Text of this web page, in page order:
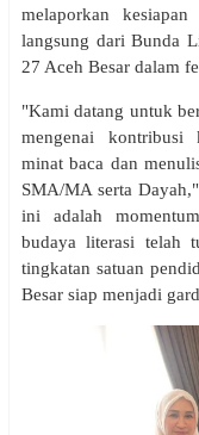
melaporkan
langsung dari Bunda
27 Aceh Besar dalam
"Kami datang untuk
mengenai kontribusi
minat baca dan
SMA/MA serta
ini adalah
budaya literasi telah
tingkatan satuan
Besar siap menjadi